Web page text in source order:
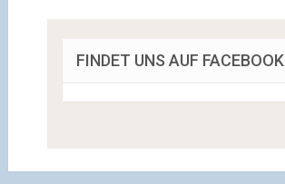
FINDET UNS AUF FACEBOOK